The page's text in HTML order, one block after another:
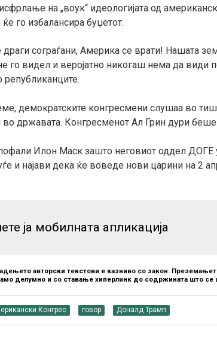
на „воук“ идеологијата од
го избалансира буџетот.
сограѓани, Америка се врати! Нашата
го видел и веројатно никогаш нема да види
републиканците.
демократските конгресмени слушаа во
државата. Конгресменот Ал Грин дури
Илон Маск зашто неговиот оддел ДОГЕ
и најави дека ќе воведе нови царини на 2
ја мобилната апликација
авторски текстови е казниво со закон.
делумно и со ставање хиперлинк до содржината што се
Конгрес говор Доналд Трамп